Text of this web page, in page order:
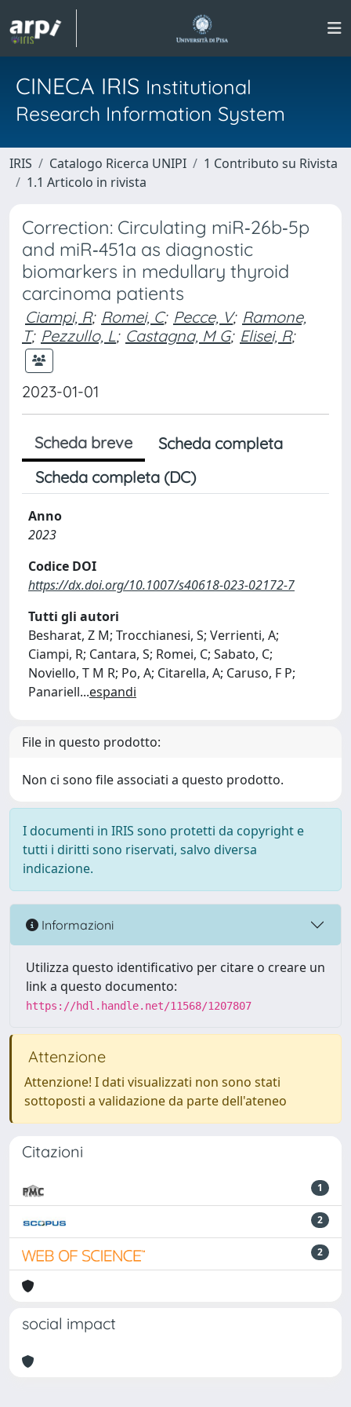
CINECA IRIS Institutional
Research Information System
IRIS Catalogo Ricerca UNIPI
1 Contributo su Rivista
1.1 Articolo in rivista
Correction: Circulating miR‑26b‑5p
and miR‑451a as diagnostic
biomarkers in medullary thyroid
carcinoma patients
Ciampi, R; Romei, C; Pecce, V; Ramone,
T; Pezzullo, L; Castagna, M G; Elisei, R;
2023-01-01
Scheda breve
Scheda completa
Scheda completa (DC)
Anno
2023
Codice DOI
https://dx.doi.org/10.1007/s40618-023-02172-7
Tutti gli autori
Besharat, Z M; Trocchianesi, S; Verrienti, A;
Ciampi, R; Cantara, S; Romei, C; Sabato, C;
Noviello, T M R; Po, A; Citarella, A; Caruso, F P;
Panariell...espandi
File in questo prodotto:
Non ci sono file associati a questo prodotto.
I documenti in IRIS sono protetti da copyright e
tutti i diritti sono riservati, salvo diversa
indicazione.
Informazioni
Utilizza questo identificativo per citare o creare un
link a questo documento:
https://hdl.handle.net/11568/1207807
Attenzione
Attenzione! I dati visualizzati non sono stati
sottoposti a validazione da parte dell'ateneo
Citazioni
1
2
2
social impact